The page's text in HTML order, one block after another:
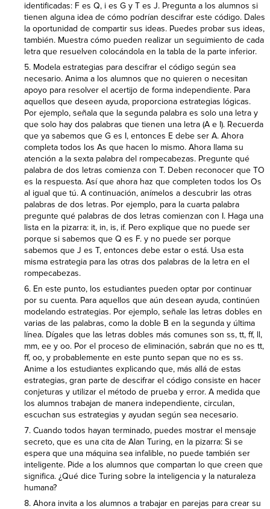
identificadas: F es Q, i es G y T es J. Pregunta a los alumnos si
tienen alguna idea de cómo podrían descifrar este código. Dales
la oportunidad de compartir sus ideas. Puedes probar sus ideas,
también. Muestra cómo pueden realizar un seguimiento de cada
letra que resuelven colocándola en la tabla de la parte inferior.
Modela estrategias para descifrar el código según sea
necesario. Anima a los alumnos que no quieren o necesitan
apoyo para resolver el acertijo de forma independiente. Para
aquellos que deseen ayuda, proporciona estrategias lógicas.
Por ejemplo, señala que la segunda palabra es solo una letra y
que solo hay dos palabras que tienen una letra (A e I). Recuerda
que ya sabemos que G es I, entonces E debe ser A. Ahora
completa todos los As que hacen lo mismo. Ahora llama su
atención a la sexta palabra del rompecabezas. Pregunte qué
palabra de dos letras comienza con T. Deben reconocer que TO
es la respuesta. Así que ahora haz que completen todos los Os
al igual que tú. A continuación, anímelos a descubrir las otras
palabras de dos letras. Por ejemplo, para la cuarta palabra
pregunte qué palabras de dos letras comienzan con I. Haga una
lista en la pizarra: it, in, is, if. Pero explique que no puede ser
porque si sabemos que Q es F. y no puede ser porque
sabemos que J es T, entonces debe estar o está. Usa esta
misma estrategia para las otras dos palabras de la letra en el
rompecabezas.
En este punto, los estudiantes pueden optar por continuar
por su cuenta. Para aquellos que aún desean ayuda, continúen
modelando estrategias. Por ejemplo, señale las letras dobles en
varias de las palabras, como la doble B en la segunda y última
línea. Dígales que las letras dobles más comunes son ss, tt, ff, ll,
mm, ee y oo. Por el proceso de eliminación, sabrán que no es tt,
ff, oo, y probablemente en este punto sepan que no es ss.
Anime a los estudiantes explicando que, más allá de estas
estrategias, gran parte de descifrar el código consiste en hacer
conjeturas y utilizar el método de prueba y error. A medida que
los alumnos trabajan de manera independiente, circulan,
escuchan sus estrategias y ayudan según sea necesario.
Cuando todos hayan terminado, puedes mostrar el mensaje
secreto, que es una cita de Alan Turing, en la pizarra: Si se
espera que una máquina sea infalible, no puede también ser
inteligente. Pide a los alumnos que compartan lo que creen que
significa. ¿Qué dice Turing sobre la inteligencia y la naturaleza
humana?
Ahora invita a los alumnos a trabajar en parejas para crear su